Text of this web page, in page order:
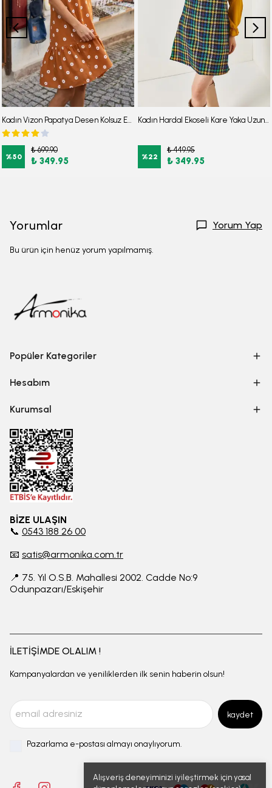
Alışveriş deneyiminizi iyileştirmek için yasal
Kadın Vizon Papatya Desen Kolsuz Eteği Fırfırlı Elbise ARM-22Y001123
%50
₺ 699.90
₺ 349.95
Kadın Hardal Ekoseli Kare Yaka Uzun Kol Elbise ARM-22Y001182
%22
₺ 449.95
₺ 349.95
Yorumlar Yorum Yap
Bu ürün için henüz yorum yapılmamış.
Popüler Kategoriler
Hesabım
Kurumsal
BİZE ULAŞIN
📞 0543 188 26 00
📧 satis@armonika.com.tr
📍 75. Yıl O.S.B. Mahallesi 2002. Cadde No:9
Odunpazarı/Eskişehir
İLETİŞİMDE OLALIM !
Kampanyalardan ve yeniliklerden ilk senin haberin olsun!
kaydet
Pazarlama e-postası almayı onaylıyorum.